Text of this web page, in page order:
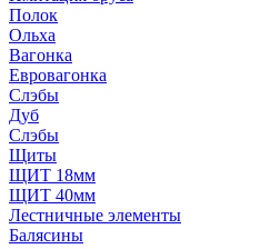
Полок
Ольха
Вагонка
Евровагонка
Слэбы
Дуб
Слэбы
Щиты
ЩИТ 18мм
ЩИТ 40мм
Лестничные элементы
Балясины